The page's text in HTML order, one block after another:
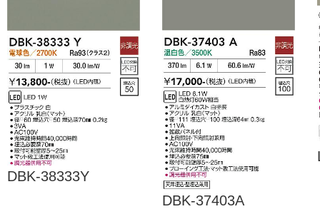
DBK-38333Y
DBK-37403A